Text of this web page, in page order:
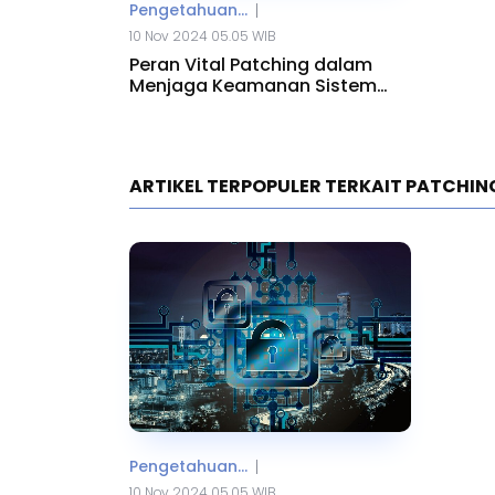
Pengetahuan... |
10 Nov 2024 05.05 WIB
Peran Vital Patching dalam
Menjaga Keamanan Sistem
ARTIKEL TERPOPULER TERKAIT
Pengetahuan... |